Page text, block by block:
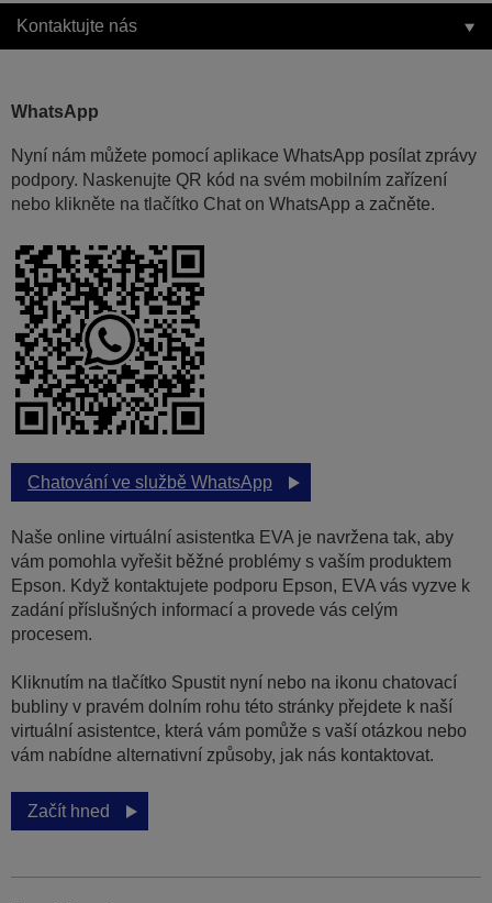
Kontaktujte nás
WhatsApp
Nyní nám můžete pomocí aplikace WhatsApp posílat zprávy
podpory. Naskenujte QR kód na svém mobilním zařízení
nebo klikněte na tlačítko Chat on WhatsApp a začněte.
Chatování ve službě WhatsApp
Naše online virtuální asistentka EVA je navržena tak, aby
vám pomohla vyřešit běžné problémy s vaším produktem
Epson. Když kontaktujete podporu Epson, EVA vás vyzve k
zadání příslušných informací a provede vás celým
procesem.
Kliknutím na tlačítko Spustit nyní nebo na ikonu chatovací
bubliny v pravém dolním rohu této stránky přejdete k naší
virtuální asistentce, která vám pomůže s vaší otázkou nebo
vám nabídne alternativní způsoby, jak nás kontaktovat.
Začít hned